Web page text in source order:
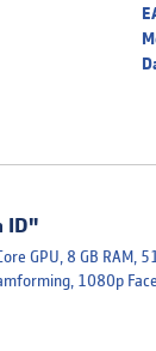
ID"
GPU, 8 GB RAM,
1080p